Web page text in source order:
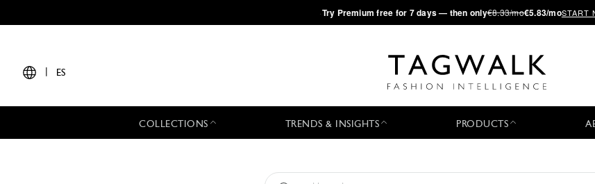
·Try Premium free for 7 days — then only€8.33/mo€5.83/moSTART
ES
COLLECTIONS TRENDS & INSIGHTS PRODUCTS